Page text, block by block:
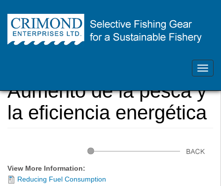
Skip
Contacte con nosotros - 902-468-1355
aquí
Aumento de la pesca y
la eficiencia energética
View More Information:
Reducing Fuel Consumption